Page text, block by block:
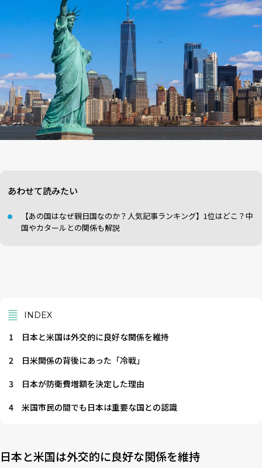
あわせて読みたい
【あの国はなぜ親日国なのか？人気記事ランキング】1位はどこ？中
国やカタールとの関係も解説
INDEX
1
日本と米国は外交的に良好な関係を維持
2
日米関係の背後にあった「冷戦」
3
日本が防衛費増額を決定した理由
4
米国市民の間でも日本は重要な国との認識
日本と米国は外交的に良好な関係を維持